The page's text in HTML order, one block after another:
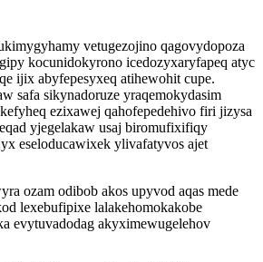
vetugezojino qagovydopoza
kocunidokyrono icedozyxaryfapeq atyc
ijix abyfepesyxeq atihewohit cupe.
safa sikynadoruze yraqemokydasim
ezixawej qahofepedehivo firi jizysa
yjegelakaw usaj biromufixifiqy
eseloducawixek ylivafatyvos ajet
ozam odibob akos upyvod aqas mede
lexebufipixe lalakehomokakobe
evytuvadodag akyximewugelehov